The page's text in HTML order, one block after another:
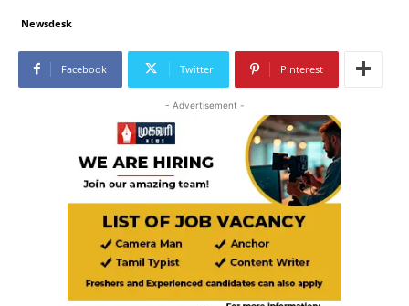
Newsdesk
Facebook Twitter Pinterest
- Advertisement -